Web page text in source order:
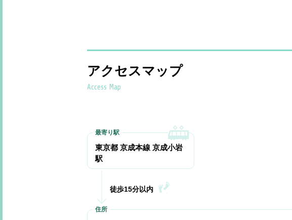
アクセスマップ
Access Map
東京都 京成本線 京成小岩
駅
徒歩15分以内